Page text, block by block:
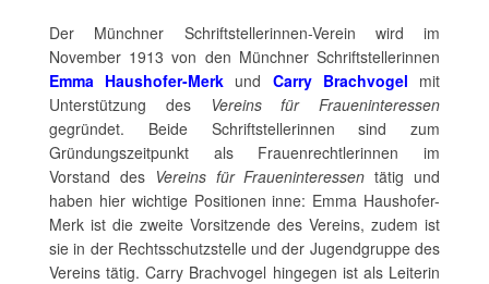
Der Münchner Schriftstellerinnen-Verein wird im
November 1913 von den Münchner Schriftstellerinnen
Emma Haushofer-Merk und Carry Brachvogel mit
Unterstützung des
Vereins für Fraueninteressen
gegründet. Beide Schriftstellerinnen sind zum
Gründungszeitpunkt als Frauenrechtlerinnen im
Vorstand des Vereins für Fraueninteressen tätig und
haben hier wichtige Positionen inne: Emma Haushofer-
Merk ist die zweite Vorsitzende des Vereins, zudem ist
sie in der Rechtsschutzstelle und der Jugendgruppe des
Vereins tätig. Carry Brachvogel hingegen ist als Leiterin